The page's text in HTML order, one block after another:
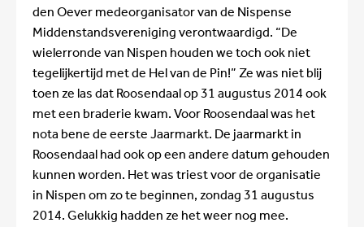
den Oever medeorganisator van de Nispense
Middenstandsvereniging verontwaardigd. “De
wielerronde van Nispen houden we toch ook niet
tegelijkertijd met de Hel van de Pin!” Ze was niet blij
toen ze las dat Roosendaal op 31 augustus 2014 ook
met een braderie kwam. Voor Roosendaal was het
nota bene de eerste Jaarmarkt. De jaarmarkt in
Roosendaal had ook op een andere datum gehouden
kunnen worden. Het was triest voor de organisatie
in Nispen om zo te beginnen, zondag 31 augustus
2014. Gelukkig hadden ze het weer nog mee.